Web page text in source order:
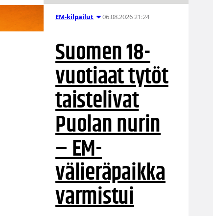
EM-kilpailut 06.08.2026 21:24
Suomen 18-
vuotiaat tytöt
taistelivat
Puolan nurin
– EM-
välieräpaikka
varmistui